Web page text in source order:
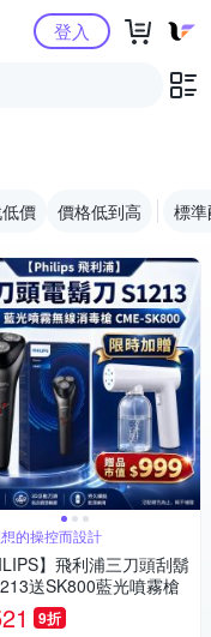
物中心登入
價 價格低到高 標
的操控而設計
】飛利浦三刀頭刮鬍
送SK800藍光噴霧槍
9折